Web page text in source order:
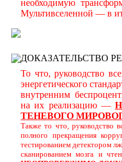
необходимую
Мультивселенной — в
ДОКАЗАТЕЛЬСТВО
То что, руководство
энергетического
внутренним
на их реализацию —
ТЕНЕВОГО
Также то что, руководство
полного прекращения
тестированием детектором
сканированием мозга и